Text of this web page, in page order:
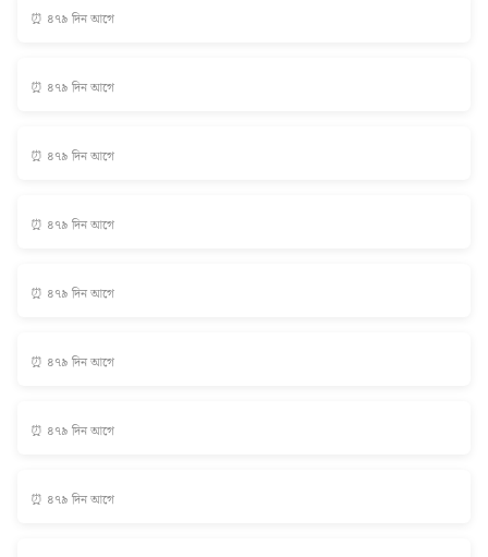
⏰ ৪৭৯ দিন আগে
⏰ ৪৭৯ দিন আগে
⏰ ৪৭৯ দিন আগে
⏰ ৪৭৯ দিন আগে
⏰ ৪৭৯ দিন আগে
⏰ ৪৭৯ দিন আগে
⏰ ৪৭৯ দিন আগে
⏰ ৪৭৯ দিন আগে